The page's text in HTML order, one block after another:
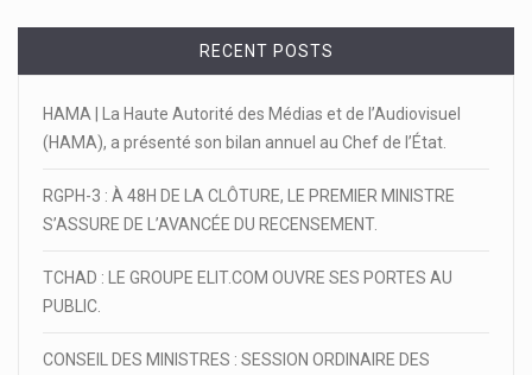
RECENT POSTS
HAMA | La Haute Autorité des Médias et de l’Audiovisuel
(HAMA), a présenté son bilan annuel au Chef de l’État.
RGPH-3 : À 48H DE LA CLÔTURE, LE PREMIER MINISTRE
S’ASSURE DE L’AVANCÉE DU RECENSEMENT.
TCHAD : LE GROUPE ELIT.COM OUVRE SES PORTES AU
PUBLIC.
CONSEIL DES MINISTRES : SESSION ORDINAIRE DES